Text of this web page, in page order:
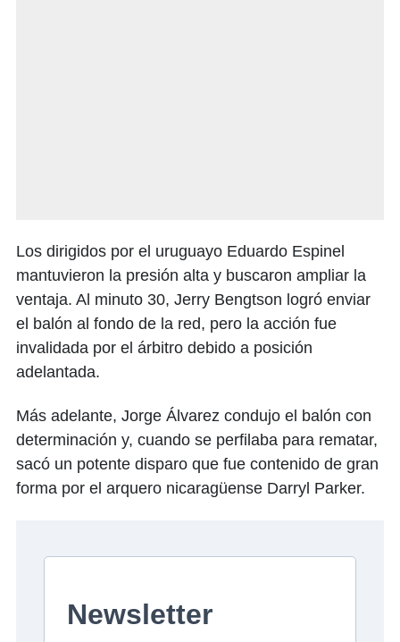
Los dirigidos por el uruguayo Eduardo Espinel
mantuvieron la presión alta y buscaron ampliar la
ventaja. Al minuto 30, Jerry Bengtson logró enviar
el balón al fondo de la red, pero la acción fue
invalidada por el árbitro debido a posición
adelantada.
Más adelante, Jorge Álvarez condujo el balón con
determinación y, cuando se perfilaba para rematar,
sacó un potente disparo que fue contenido de gran
forma por el arquero nicaragüense Darryl Parker.